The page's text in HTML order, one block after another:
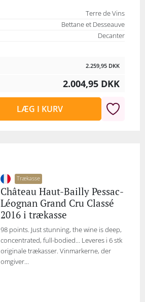
Terre de Vins
Bettane et Desseauve
Decanter
2.259,95 DKK
2.004,95 DKK
LÆG I KURV
Trækasse
Château Haut-Bailly Pessac-
Léognan Grand Cru Classé
2016 i trækasse
98 points. Just stunning, the wine is deep,
concentrated, full-bodied... Leveres i 6 stk
originale trækasser. Vinmarkerne, der
omgiver...